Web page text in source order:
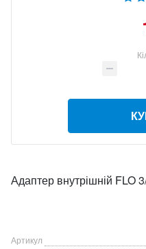
Адаптер внутрішній FLO
Артикул